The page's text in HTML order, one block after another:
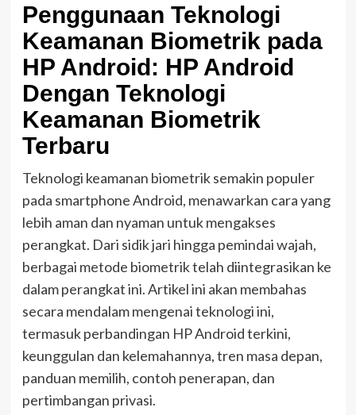
Penggunaan Teknologi
Keamanan Biometrik pada
HP Android: HP Android
Dengan Teknologi
Keamanan Biometrik
Terbaru
Teknologi keamanan biometrik semakin populer
pada smartphone Android, menawarkan cara yang
lebih aman dan nyaman untuk mengakses
perangkat. Dari sidik jari hingga pemindai wajah,
berbagai metode biometrik telah diintegrasikan ke
dalam perangkat ini. Artikel ini akan membahas
secara mendalam mengenai teknologi ini,
termasuk perbandingan HP Android terkini,
keunggulan dan kelemahannya, tren masa depan,
panduan memilih, contoh penerapan, dan
pertimbangan privasi.